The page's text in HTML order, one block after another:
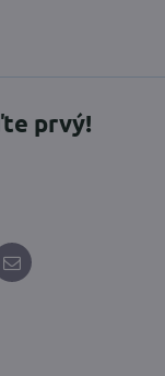
prvý!
E-
mail